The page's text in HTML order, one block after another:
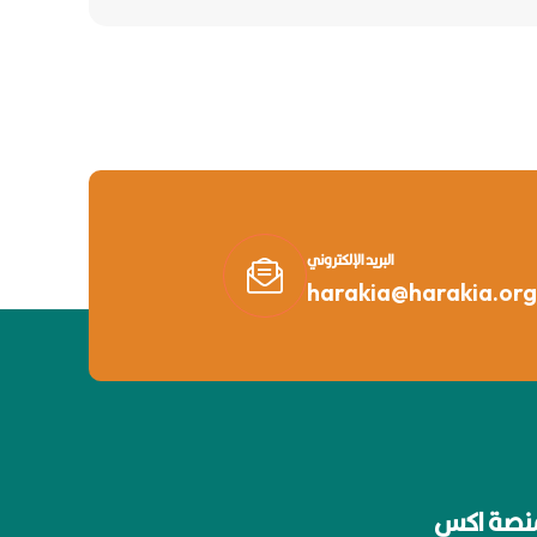
البريد الإلكتروني
اكس